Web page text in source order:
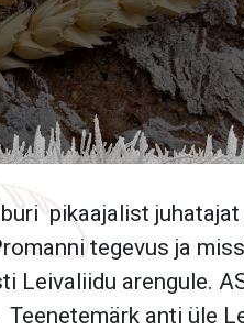
pikaajalist
tegevus ja
Leivaliidu arengule.
anti üle